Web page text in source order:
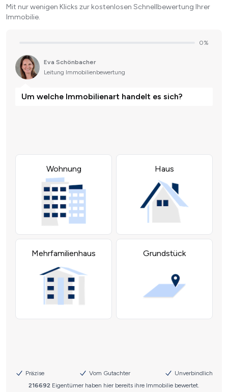
Mit nur wenigen Klicks zur kostenlosen Schnellbewertung Ihrer
Immobilie.